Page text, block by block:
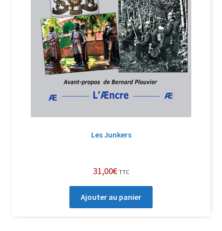
Politique de confidentialité et cookies
Qui sommes-nous ?
Soutien à Philippe Randa
Suivi de la Commande
Les Junkers
31,00€ TTC
Ajouter au panier